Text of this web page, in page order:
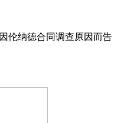
伦纳德合同调查原因而告